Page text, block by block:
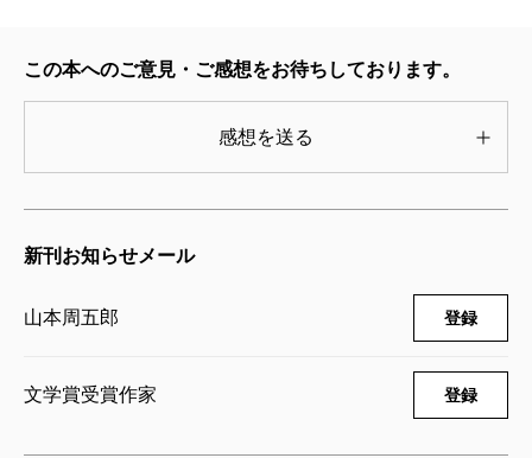
この本へのご意見・ご感想をお待ちしております。
感想を送る
新刊お知らせメール
山本周五郎 登録
文学賞受賞作家 登録